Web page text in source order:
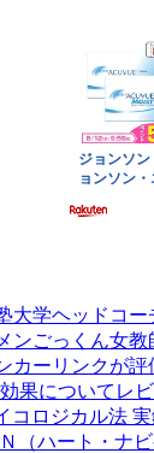
大学ヘッド
ンごっくん女
カーリンクが
果についてレ
ロジカル法
（ハート・ナ